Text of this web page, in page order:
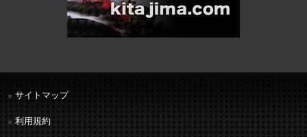
サイトマップ
利用規約